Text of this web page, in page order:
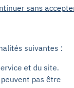
sans
suivantes :
et du site.
pas être